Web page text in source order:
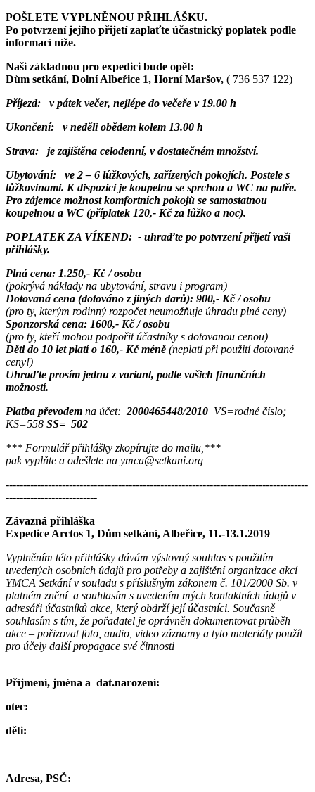
POŠLETE VYPLNĚNOU PŘIHLÁŠKU.
Po potvrzení jejího přijetí zaplaťte účastnický poplatek podle
informací níže.
Naši základnou pro expedici bude opět:
Dům setkání, Dolní Albeřice 1, Horní Maršov, ( 736 537 122)
Příjezd: v pátek večer, nejlépe do večeře v 19.00 h
Ukončení: v neděli obědem kolem 13.00 h
Strava:
je zajištěna celodenní, v dostatečném množství.
Ubytování:
ve 2 – 6 lůžkových, zařízených pokojích. Postele s
lůžkovinami. K dispozici je koupelna se sprchou a WC na patře.
Pro zájemce možnost komfortních pokojů se samostatnou
koupelnou a WC (příplatek 120,- Kč za lůžko a noc).
POPLATEK ZA VÍKEND: - uhraďte po potvrzení přijetí vaši
přihlášky.
Plná cena: 1.250,- Kč /osobu
(pokrývá náklady na ubytování, stravu i program)
Dotovaná cena (dotováno z jiných darů): 900,- Kč / osobu
(pro ty, kterým rodinný rozpočet neumožňuje úhradu plné ceny)
Sponzorská cena: 1600,- Kč / osobu
(pro ty, kteří mohou podpořit účastníky s dotovanou cenou)
Děti do 10 let platí o 160,- Kč méně(neplatí při použití dotované
ceny!)
Uhraďte prosím jednu z variant, podle vašich finančních
možností.
Platba převodem na účet: 2000465448/2010 VS=rodné číslo;
KS=558 SS= 502
*** Formulář přihlášky zkopírujte do mailu,***
pak vyplňte a odešlete na ymca@setkani.org
--------------------------------------------------------------------------------------
--------------------------
Závazná přihláška
Expedice Arctos 1, Dům setkání, Albeřice, 11.-13.1.2019
Vyplněním této přihlášky dávám výslovný souhlas s použitím
uvedených osobních údajů pro potřeby a zajištění organizace akcí
YMCA Setkání v souladu s příslušným zákonem č. 101/2000 Sb. v
platném znění a souhlasím s uvedením mých kontaktních údajů v
adresáři účastníků akce, který obdrží její účastníci. Současně
souhlasím s tím, že pořadatel je oprávněn dokumentovat průběh
akce – pořizovat foto, audio, video záznamy a tyto materiály použít
pro účely další propagace své činnosti
Příjmení, jména a dat.narození:
otec:
děti:
Adresa, PSČ: